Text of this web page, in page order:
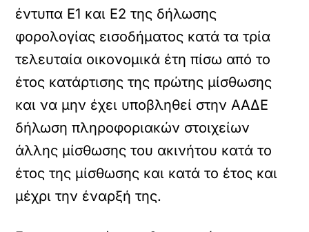
έντυπα Ε1 και Ε2 της δήλωσης
φορολογίας εισοδήματος κατά τα τρία
τελευταία οικονομικά έτη πίσω από το
έτος κατάρτισης της πρώτης μίσθωσης
και να μην έχει υποβληθεί στην ΑΑΔΕ
δήλωση πληροφοριακών στοιχείων
άλλης μίσθωσης του ακινήτου κατά το
έτος της μίσθωσης και κατά το έτος και
μέχρι την έναρξή της.